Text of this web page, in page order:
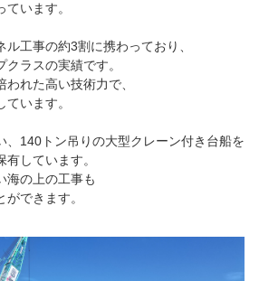
います。
工事の約3割に携わっており、
ラスの実績です。
れた高い技術力で、
います。
140トン吊りの大型クレーン付き台船を
しています。
の上の工事も
できます。